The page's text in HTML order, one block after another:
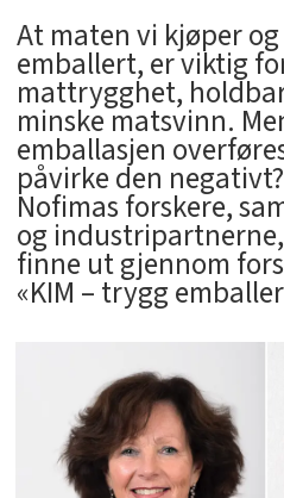
At maten vi kjøper
emballert, er viktig
mattrygghet,
minske matsvinn.
emballasjen
påvirke den
Nofimas forskere,
og
finne ut gjennom
«KIM – trygg